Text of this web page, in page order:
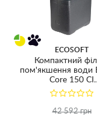
ECOSOFT
Компактний
пом'якшення води
Core 150 CI
42 592 грн